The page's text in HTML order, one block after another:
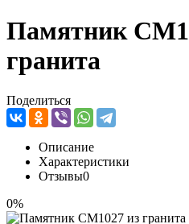
Памятник
гранита
Поделиться
Описание
Характеристики
Отзывы0
0%